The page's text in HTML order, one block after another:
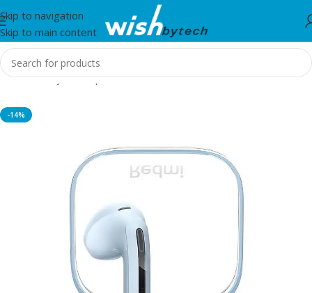
Skip to navigation
Skip to main content
Home/Kufje dhe Spiker
-14%